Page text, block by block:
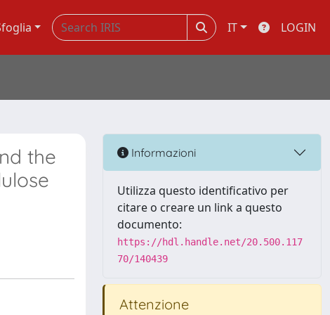
IT LOGIN
the
Informazioni
Utilizza questo identificativo per
citare o creare un link a questo
documento:
https://hdl.handle.net/20.500.117
70/140439
Attenzione